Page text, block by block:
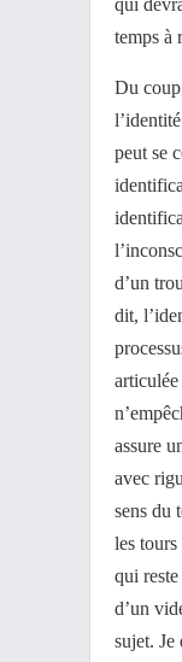
qui
temps à
Du
peut se
d’un
dit,
assure
avec
sens du
les
qui
d’un
sujet. Je